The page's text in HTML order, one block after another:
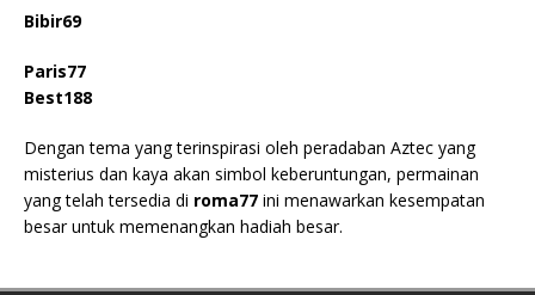
Bibir69
Paris77
Best188
Dengan tema yang terinspirasi oleh peradaban Aztec yang
misterius dan kaya akan simbol keberuntungan, permainan
yang telah tersedia di roma77 ini menawarkan kesempatan
besar untuk memenangkan hadiah besar.